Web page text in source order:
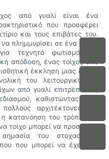
από γυαλί είναι ένα
που προσφέρει
και τους επιβάτες του.
πλημμυρίσει σε ένα χώρο,
τεχνητό φωτισμό και
απόδοση, ένας τοίχος από
έκκληση μιας δομής
του λειτουργικότητα.
από γυαλί επιτρέπει τις
καθιστώντας τους
αρχιτέκτονες και
κατανόηση του τρόπου με
τοίχο μπορεί να προσφέρει
του στοχαστικού
που μπορεί να έχει στο